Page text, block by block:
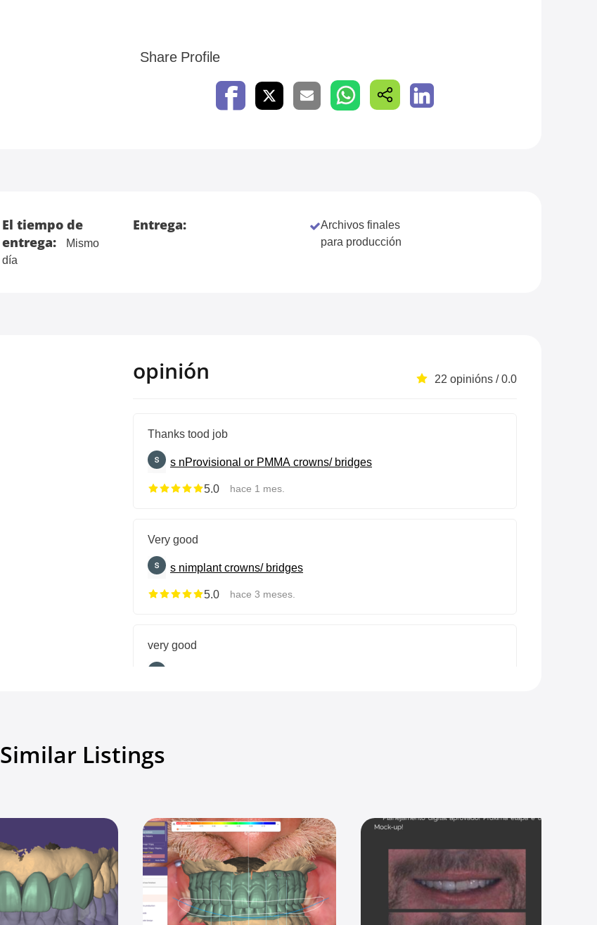
Share Profile
El tiempo de
entrega:
Mismo
día
Entrega:
Archivos finales
para producción
opinión 22 opinións / 0.0
Thanks tood job
s nProvisional or PMMA crowns/ bridges
5.0
hace 1 mes.
Very good
s nimplant crowns/ bridges
5.0
hace 3 meses.
very good
Similar Listings